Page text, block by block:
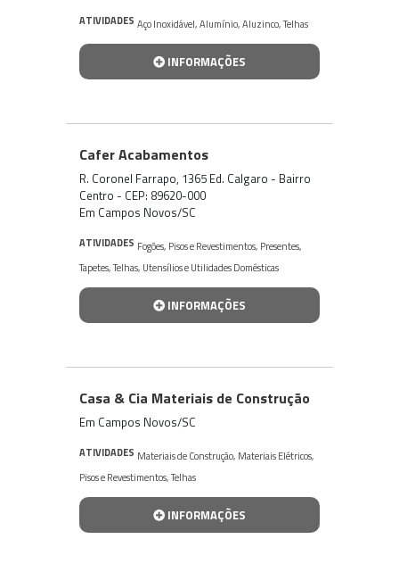
ATIVIDADES Aço Inoxidável,Alumínio,Aluzinco,Telhas
INFORMAÇÕES
Cafer Acabamentos
R. Coronel Farrapo, 1365 Ed. Calgaro - Bairro
Centro - CEP: 89620-000
Em Campos Novos/SC
ATIVIDADES Fogões, Pisos e Revestimentos, Presentes,
Tapetes,Telhas, Utensílios e Utilidades Domésticas
INFORMAÇÕES
Casa & Cia Materiais de Construção
Em Campos Novos/SC
ATIVIDADES Materiais de Construção, Materiais Elétricos,
Pisos e Revestimentos,Telhas
INFORMAÇÕES